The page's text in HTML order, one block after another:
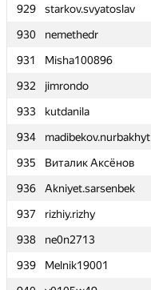
929
starkov.svyatoslav
930
nemethedr
931
Misha100896
932
jimrondo
933
kutdanila
934
madibekov.nurbakhyt
935
Виталик Аксёнов
936
Akniyet.sarsenbek
937
rizhiy.rizhy
938
ne0n2713
939
Melnik19001
929
starkov.svyatoslav
930
nemethedr
931
Misha100896
932
jimrondo
933
kutdanila
934
madibekov.nurbakhyt
935
Виталик Аксёнов
936
Akniyet.sarsenbek
937
rizhiy.rizhy
938
ne0n2713
939
Melnik19001